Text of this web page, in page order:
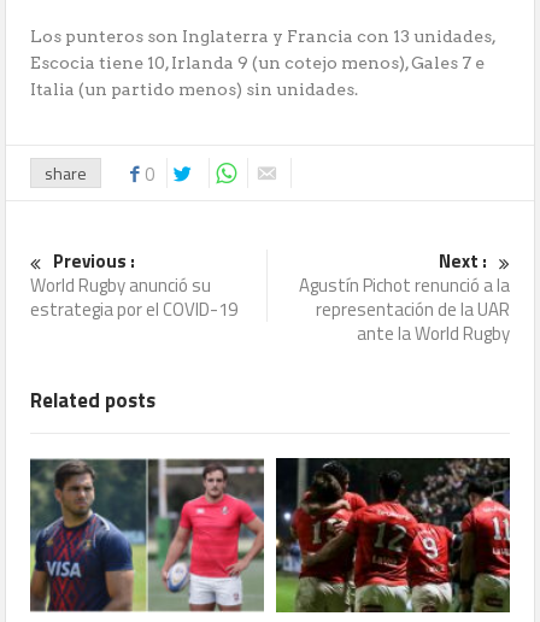
Los punteros son Inglaterra y Francia con 13 unidades,
Escocia tiene 10, Irlanda 9 (un cotejo menos), Gales 7 e
Italia (un partido menos) sin unidades.
share 0
Previous :
World Rugby anunció su
estrategia por el COVID-19
Next :
Agustín Pichot renunció a la
representación de la UAR
ante la World Rugby
Related posts